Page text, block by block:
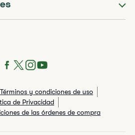
Términos y condiciones de uso
de Privacidad
de las órdenes de compra